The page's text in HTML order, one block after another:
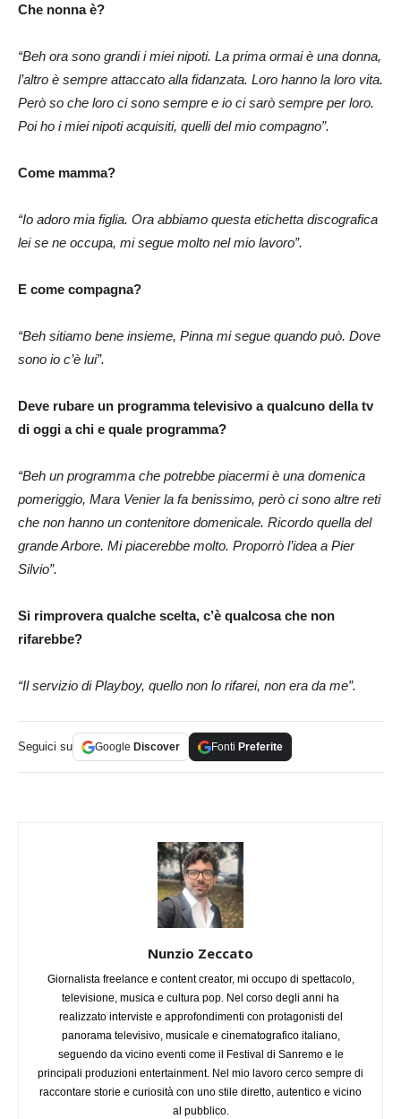
Che nonna è?
“Beh ora sono grandi i miei nipoti. La prima ormai è una donna,
l’altro è sempre attaccato alla fidanzata. Loro hanno la loro vita.
Però so che loro ci sono sempre e io ci sarò sempre per loro.
Poi ho i miei nipoti acquisiti, quelli del mio compagno”.
Come mamma?
“Io adoro mia figlia. Ora abbiamo questa etichetta discografica
lei se ne occupa, mi segue molto nel mio lavoro”.
E come compagna?
“Beh sitiamo bene insieme, Pinna mi segue quando può. Dove
sono io c’è lui”.
Deve rubare un programma televisivo a qualcuno della tv
di oggi a chi e quale programma?
“Beh un programma che potrebbe piacermi è una domenica
pomeriggio, Mara Venier la fa benissimo, però ci sono altre reti
che non hanno un contenitore domenicale. Ricordo quella del
grande Arbore. Mi piacerebbe molto. Proporrò l’idea a Pier
Silvio”.
Si rimprovera qualche scelta, c’è qualcosa che non
rifarebbe?
“Il servizio di Playboy, quello non lo rifarei, non era da me”.
Seguici su Google Discover Fonti Preferite
Nunzio Zeccato
Giornalista freelance e content creator, mi occupo di spettacolo,
televisione, musica e cultura pop. Nel corso degli anni ha
realizzato interviste e approfondimenti con protagonisti del
panorama televisivo, musicale e cinematografico italiano,
seguendo da vicino eventi come il Festival di Sanremo e le
principali produzioni entertainment. Nel mio lavoro cerco sempre di
raccontare storie e curiosità con uno stile diretto, autentico e vicino
al pubblico.